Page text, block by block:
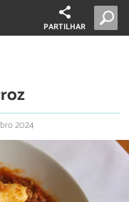
PARTILHAR
2024